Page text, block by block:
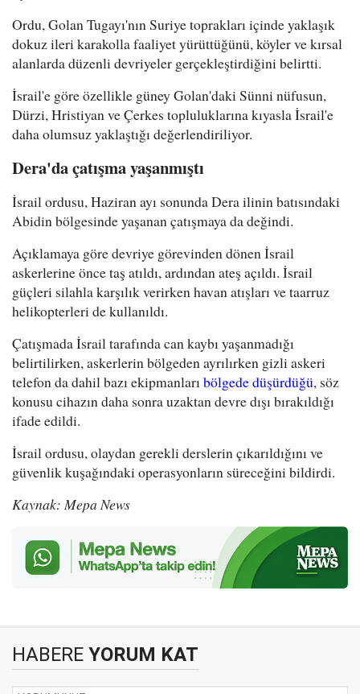
Ordu, Golan Tugayı'nın Suriye toprakları içinde yaklaşık
dokuz ileri karakolla faaliyet yürüttüğünü, köyler ve kırsal
alanlarda düzenli devriyeler gerçekleştirdiğini belirtti.
İsrail'e göre özellikle güney Golan'daki Sünni nüfusun,
Dürzi, Hristiyan ve Çerkes topluluklarına kıyasla İsrail'e
daha olumsuz yaklaştığı değerlendiriliyor.
Dera'da çatışma yaşanmıştı
İsrail ordusu, Haziran ayı sonunda Dera ilinin batısındaki
Abidin bölgesinde yaşanan çatışmaya da değindi.
Açıklamaya göre devriye görevinden dönen İsrail
askerlerine önce taş atıldı, ardından ateş açıldı. İsrail
güçleri silahla karşılık verirken havan atışları ve taarruz
helikopterleri de kullanıldı.
Çatışmada İsrail tarafında can kaybı yaşanmadığı
belirtilirken, askerlerin bölgeden ayrılırken gizli askeri
telefon da dahil bazı ekipmanları bölgede düşürdüğü, söz
konusu cihazın daha sonra uzaktan devre dışı bırakıldığı
ifade edildi.
İsrail ordusu, olaydan gerekli derslerin çıkarıldığını ve
güvenlik kuşağındaki operasyonların süreceğini bildirdi.
Kaynak: Mepa News
HABERE YORUM KAT